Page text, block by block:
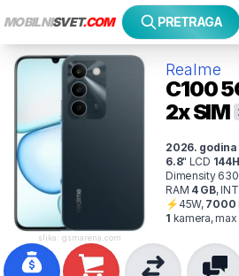
MOBILNISVET.COM PRETRAGA
slika: gsmarena.com
Realme
C100
2x SIM
2026. godina
6.8" LCD 144
Dimensity
RAM 4GB,INT
⚡45W, 7000
1 kamera, max